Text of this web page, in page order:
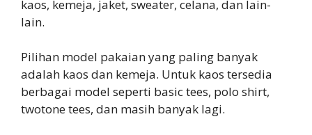
kaos, kemeja, jaket, sweater, celana, dan lain-
lain.
Pilihan model pakaian yang paling banyak
adalah kaos dan kemeja. Untuk kaos tersedia
berbagai model seperti basic tees, polo shirt,
twotone tees, dan masih banyak lagi.